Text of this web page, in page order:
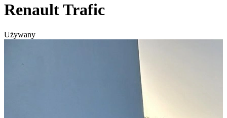
Renault Trafic
Używany